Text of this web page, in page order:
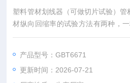
塑料管材划线器（可做切片试验）管
材纵向回缩率的试验方法有两种，
另一种是在空气中（方法B）。
产品型号：GBT6671
更新时间：2026-07-21